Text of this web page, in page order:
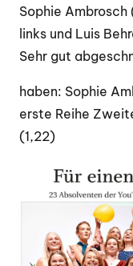
Sophie
links und Luis
Sehr gut
haben: Sophie
erste Reihe
(1,22)